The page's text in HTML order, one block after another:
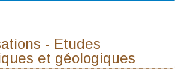
- Etudes
et géologiques